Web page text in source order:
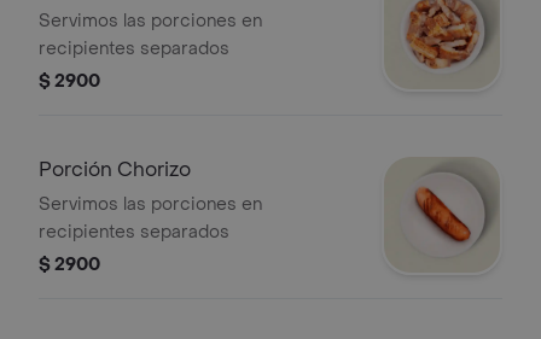
Servimos las porciones en
recipientes separados
$ 2900
Porción Chorizo
Servimos las porciones en
recipientes separados
$ 2900